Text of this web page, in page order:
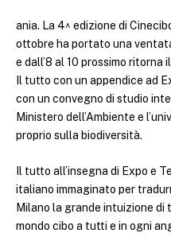
ania. La 4^ edizione di
ottobre ha portato una
e dall’8 al 10 prossimo
Il tutto con un appendice ad
con un convegno di studio
Ministero dell’Ambiente e
proprio sulla biodiversità.
Il tutto all’insegna di Expo e
italiano immaginato per
Milano la grande intuizione
mondo cibo a tutti e in ogni